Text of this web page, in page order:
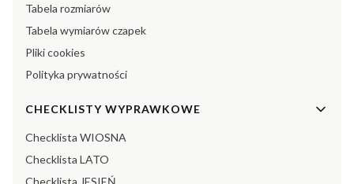
Tabela rozmiarów
Tabela wymiarów czapek
Pliki cookies
Polityka prywatności
CHECKLISTY WYPRAWKOWE
Checklista WIOSNA
Checklista LATO
Checklista JESIEŃ